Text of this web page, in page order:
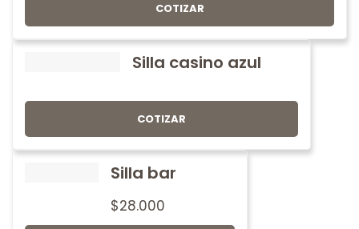
COTIZAR
Silla casino azul
COTIZAR
Silla bar
$28.000